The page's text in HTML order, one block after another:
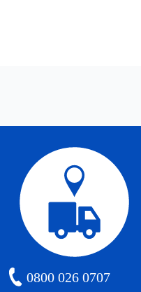
0800 026 0707